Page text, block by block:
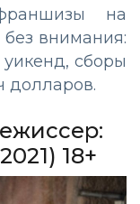
на
внимания:
сборы
долларов.
18+